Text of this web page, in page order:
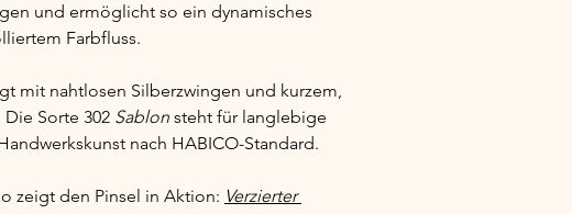
und ermöglicht so ein dynamisches
Farbfluss.
mit nahtlosen Silberzwingen und kurzem,
Sorte 302 Sablon steht für langlebige
nach HABICO-Standard.
zeigt den Pinsel in Aktion: Verzierter